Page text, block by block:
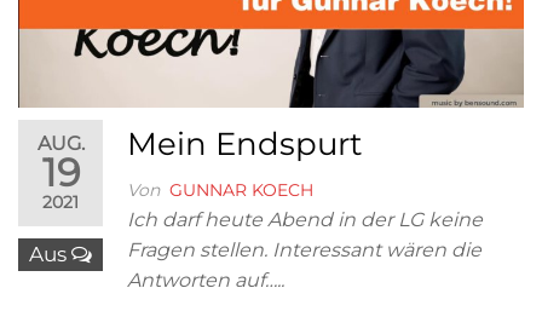
AUG.
19
2021
Aus
Mein Endspurt
Von GUNNAR KOECH
Ich darf heute Abend in der LG keine
Fragen stellen. Interessant wären die
Antworten auf…..